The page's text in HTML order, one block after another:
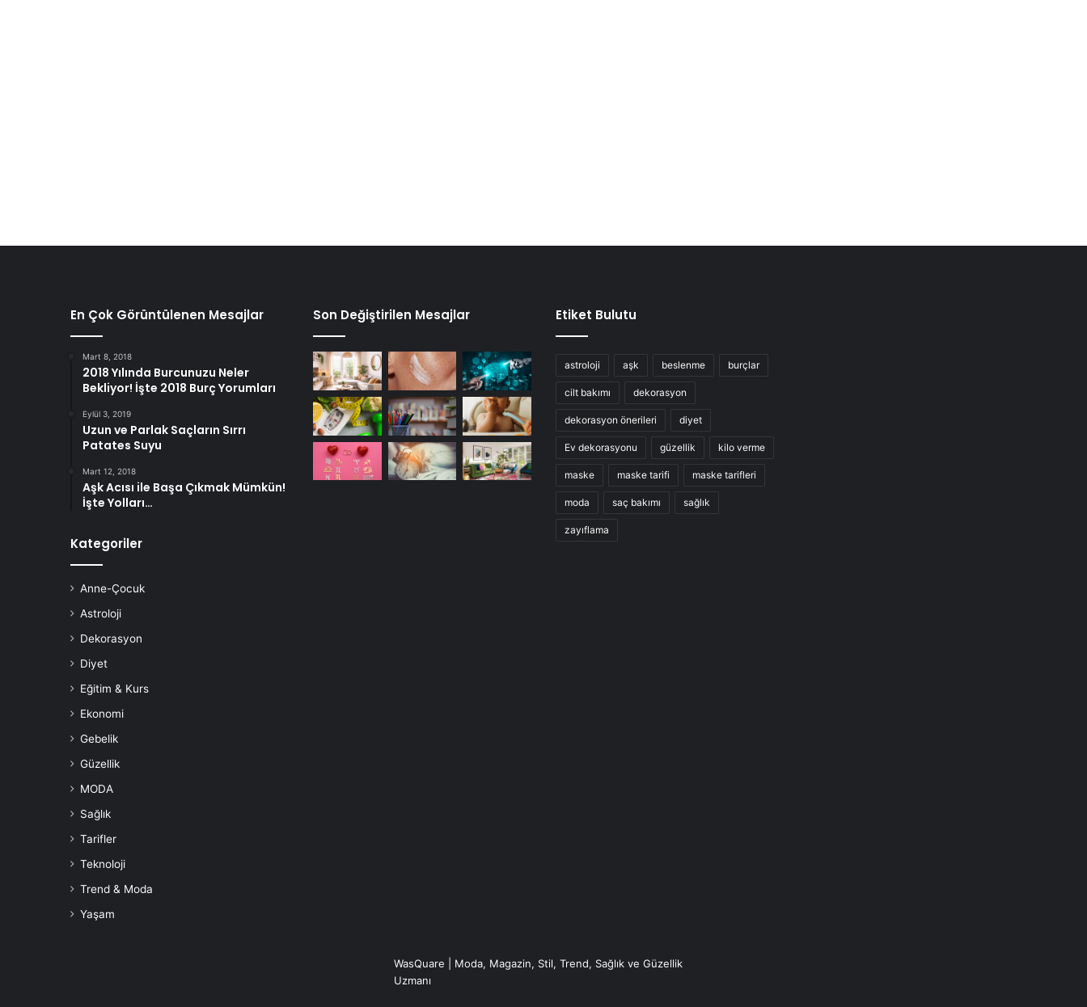
En Çok Görüntülenen Mesajlar
Mart 8, 2018
2018 Yılında Burcunuzu Neler
Bekliyor! İşte 2018 Burç Yorumları
Eylül 3, 2019
Uzun ve Parlak Saçların Sırrı
Patates Suyu
Mart 12, 2018
Aşk Acısı ile Başa Çıkmak Mümkün!
İşte Yolları…
Kategoriler
Anne-Çocuk
Astroloji
Dekorasyon
Diyet
Eğitim & Kurs
Ekonomi
Gebelik
Güzellik
MODA
Sağlık
Tarifler
Teknoloji
Trend & Moda
Yaşam
Son Değiştirilen Mesajlar Etiket Bulutu
astroloji aşk beslenme burçlar
cilt bakımı dekorasyon
dekorasyon önerileri diyet
Ev dekorasyonu güzellik kilo verme
maske maske tarifi maske tarifleri
moda saç bakımı sağlık
zayıflama
WasQuare | Moda, Magazin, Stil, Trend, Sağlık ve Güzellik
Uzmanı